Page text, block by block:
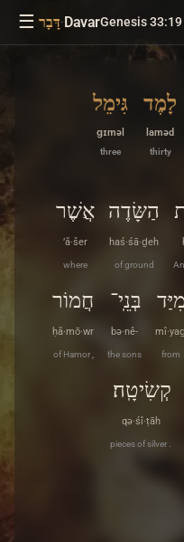
☰ דָּבָר·DavarGenesis 33:19
לָמֶד
laməd
thirty
גִּימֵל
ɡɪməl
three
הַשָּׂדֶה
haś·śā·ḏeh
of ground
אֲשֶׁר
’ă·šer
where
מִיַּד
mî·yaḏ
from
בְּנֵֽי־
bə·nê-
the sons
חֲמוֹר
ḥă·mō·wr
of Hamor ,
קְשִׂיטָֽה׃
qə·śî·ṭāh
pieces of silver .